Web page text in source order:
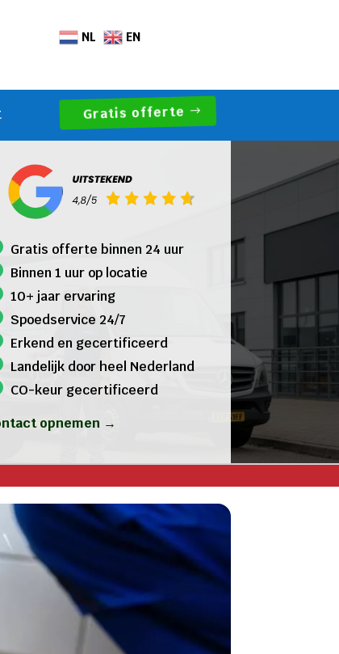
NL EN
Gratis offerte
Gratis offerte binnen 24 uur
Binnen 1 uur op locatie
10+ jaar ervaring
Spoedservice 24/7
Erkend en gecertificeerd
Landelijk door heel Nederland
CO-keur gecertificeerd
opnemen →